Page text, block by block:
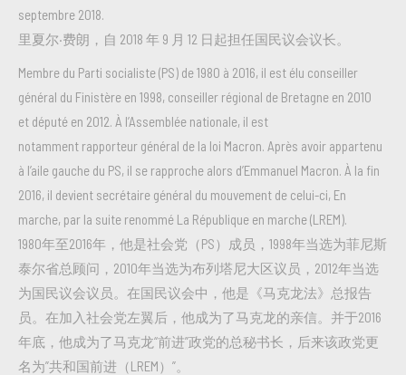
septembre 2018.
里夏尔·费朗，自 2018 年 9 月 12 日起担任国民议会议长。
Membre du Parti socialiste (PS) de 1980 à 2016, il est élu conseiller
général du Finistère en 1998, conseiller régional de Bretagne en 2010
et député en 2012. À l’Assemblée nationale, il est
notamment rapporteur général de la loi Macron. Après avoir appartenu
à l’aile gauche du PS, il se rapproche alors d’Emmanuel Macron. À la fin
2016, il devient secrétaire général du mouvement de celui-ci, En
marche, par la suite renommé La République en marche (LREM).
1980年至2016年，他是社会党（PS）成员，1998年当选为菲尼斯
泰尔省总顾问，2010年当选为布列塔尼大区议员，2012年当选
为国民议会议员。在国民议会中，他是《马克龙法》总报告
员。在加入社会党左翼后，他成为了马克龙的亲信。并于2016
年底，他成为了马克龙“前进”政党的总秘书长，后来该政党更
名为”共和国前进（LREM）”。